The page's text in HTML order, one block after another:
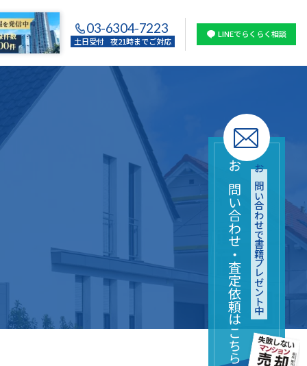
03-6304-7223
土日受付 夜21時までご対応
LINEでらくらく相談
お問い合わせで書籍プレゼント中
お問い合わせ・査定依頼はこちら